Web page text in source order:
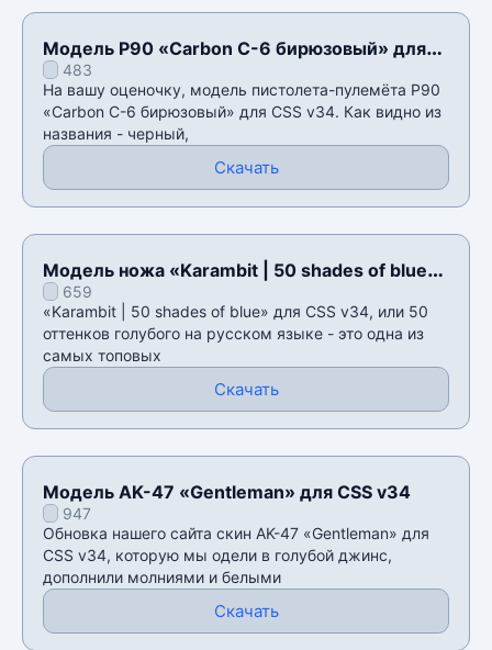
Модель P90 «Carbon C-6 бирюзовый» для
CSS v34
483
На вашу оценочку, модель пистолета-пулемёта P90
«Carbon C-6 бирюзовый» для CSS v34. Как видно из
названия - черный,
Скачать
Модель ножа «Karambit | 50 shades of blue»
для CSS v34
659
«Karambit | 50 shades of blue» для CSS v34, или 50
оттенков голубого на русском языке - это одна из
самых топовых
Скачать
Модель AK-47 «Gentleman» для CSS v34
947
Обновка нашего сайта скин AK-47 «Gentleman» для
CSS v34, которую мы одели в голубой джинс,
дополнили молниями и белыми
Скачать